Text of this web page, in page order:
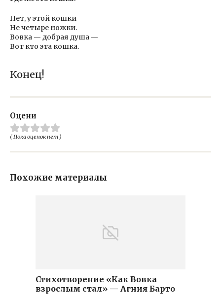
Нет, у этой кошки
Не четыре ножки.
Вовка — добрая душа —
Вот кто эта кошка.
Конец!
Оцени
( Пока оценок нет )
Похожие материалы
Стихотворение «Как Вовка
взрослым стал» — Агния Барто